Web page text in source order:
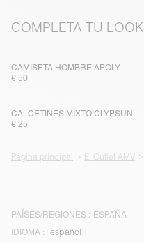
COMPLETA TU LOOK
CAMISETA HOMBRE APOLY
€ 50
CALCETINES MIXTO CLYPSUN
€ 25
Página principal El Outlet AMV
PAÍSES/REGIONES : ESPAÑA
IDIOMA :